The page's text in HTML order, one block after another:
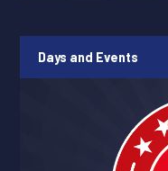
Days and Events